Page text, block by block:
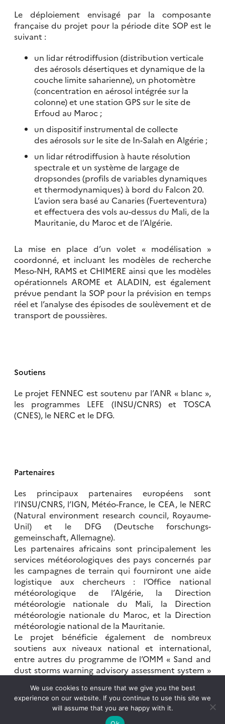
Le déploiement envisagé par la composante
française du projet pour la période dite SOP est le
suivant :
un lidar rétrodiffusion (distribution verticale
des aérosols désertiques et dynamique de la
couche limite saharienne), un photomètre
(concentration en aérosol intégrée sur la
colonne) et une station GPS sur le site de
Erfoud au Maroc ;
un dispositif instrumental de collecte
des aérosols sur le site de In-Salah en Algérie ;
un lidar rétrodiffusion à haute résolution
spectrale et un système de largage de
dropsondes (profils de variables dynamiques
et thermodynamiques) à bord du Falcon 20.
L’avion sera basé au Canaries (Fuerteventura)
et effectuera des vols au-dessus du Mali, de la
Mauritanie, du Maroc et de l’Algérie.
La mise en place d’un volet « modélisation »
coordonné, et incluant les modèles de recherche
Meso-NH, RAMS et CHIMERE ainsi que les modèles
opérationnels AROME et ALADIN, est également
prévue pendant la SOP pour la prévision en temps
réel et l’analyse des épisodes de soulèvement et de
transport de poussières.
Soutiens
Le projet FENNEC est soutenu par l’ANR « blanc »,
les programmes LEFE (INSU/CNRS) et TOSCA
(CNES), le NERC et le DFG.
Partenaires
Les principaux partenaires européens sont
l’INSU/CNRS, l’IGN, Météo-France, le CEA, le NERC
(Natural environment research council, Royaume-
Unil) et le DFG (Deutsche forschungs-
gemeinschaft, Allemagne).
Les partenaires africains sont principalement les
services météorologiques des pays concernés par
les campagnes de terrain qui fourniront une aide
logistique aux chercheurs : l’Office national
météorologique de l’Algérie, la Direction
météorologie nationale du Mali, la Direction
météorologie nationale du Maroc, et la Direction
météorologie national de la Mauritanie.
Le projet bénéficie également de nombreux
soutiens aux niveaux national et international,
entre autres du programme de l’OMM « Sand and
dust storms warning advisory assessment system »
météorologie pour un développement durable
(ACMAD).
We use cookies to ensure that we give you the best
experience on our website. If you continue to use this site we
will assume that you are happy with it.